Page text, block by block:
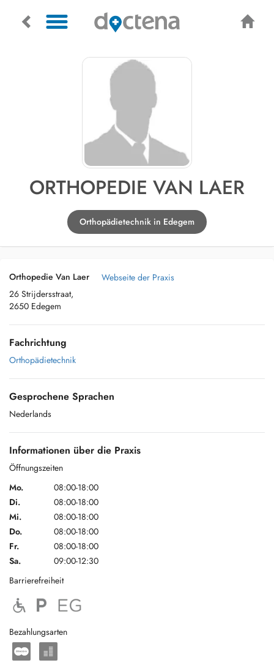
ORTHOPEDIE VAN LAER
Orthopädietechnik in Edegem
Orthopedie Van Laer
26 Strijdersstraat,
2650 Edegem
Webseite der Praxis
Fachrichtung
Orthopädietechnik
Gesprochene Sprachen
Nederlands
Informationen über die Praxis
Öffnungszeiten
Mo.
08:00-18:00
Di.
08:00-18:00
Mi.
08:00-18:00
Do.
08:00-18:00
Fr.
08:00-18:00
Sa.
09:00-12:30
Barrierefreiheit
Bezahlungsarten